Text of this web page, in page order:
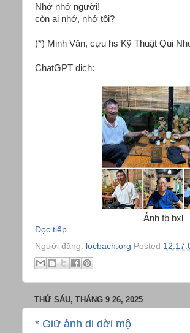
Nhớ nhớ người!
còn ai nhớ, nhớ tôi?
(*) Minh Văn, cựu hs Kỹ Thuật Qui
ChatGPT dịch:
Ảnh fb bxl
Đọc tiếp...
Người đăng: locbach.org Posted
THỨ SÁU, THÁNG 9 26, 2025
* Giữ ảnh di dời mộ